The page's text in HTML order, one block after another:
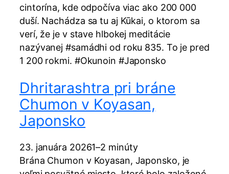
cintorína, kde odpočíva viac ako 200 000
duší. Nachádza sa tu aj Kūkai, o ktorom sa
verí, že je v stave hlbokej meditácie
nazývanej #samádhi od roku 835. To je pred
1 200 rokmi. #Okunoin #Japonsko
Dhritarashtra pri bráne
Chumon v Koyasan,
Japonsko
23. januára 20261–2 minúty
Brána Chumon v Koyasan, Japonsko, je